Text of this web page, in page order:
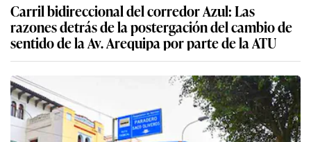
Carril bidireccional del corredor Azul: Las
razones detrás de la postergación del cambio de
sentido de la Av. Arequipa por parte de la ATU